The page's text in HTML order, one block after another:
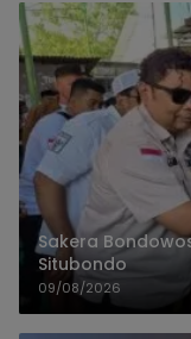
Sakera
Situbondo
09/08/2026